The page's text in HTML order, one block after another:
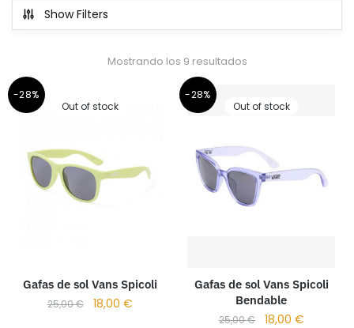
Show Filters
Mostrando los 9 resultados
-28%
Out of stock
Gafas de sol Vans Spicoli
25,00€ 18,00 €
-28%
Out of stock
Gafas de sol Vans Spicoli
Bendable
25,00€ 18,00 €